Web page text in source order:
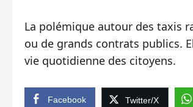
La polémique autour des taxis
ou de grands contrats publics.
vie quotidienne des citoyens.
Facebook Twitter/X